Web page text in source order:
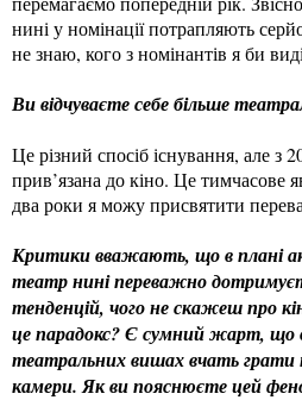
нині у номінації потрапляють
не знаю, кого з номінантів я би
Ви відчуваєте себе більше
Це різний спосіб існування, але з
прив’язана до кіно. Це тимчасове
два роки я можу присвятити
Критики вважають, що в плані
театр нині переважно
тенденцій, чого не скажеш про
це парадокс? Є сумний жарт, що
театральних вишах вчать
камери. Як ви пояснюєте цей